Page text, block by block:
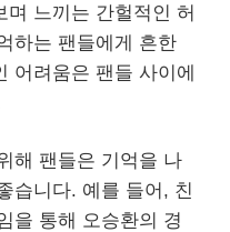
며 느끼는 간헐적인 허
하는 팬들에게 흔한
어려움은 팬들 사이에
해 팬들은 기억을 나
습니다. 예를 들어, 친
을 통해 오승환의 경